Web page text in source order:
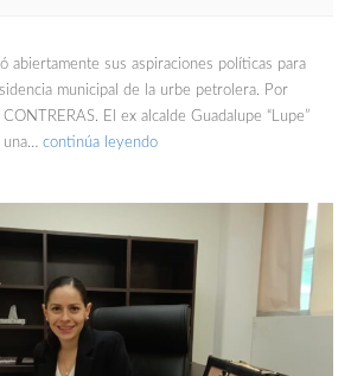
abiertamente sus aspiraciones políticas para
municipal de la urbe petrolera. Por
El ex alcalde Guadalupe “Lupe”
una… continúa leyendo